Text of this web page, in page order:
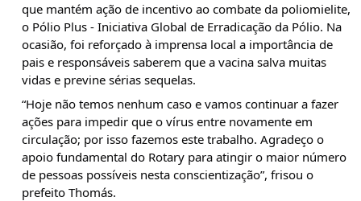
que mantém ação de incentivo ao combate da poliomielite,
o Pólio Plus - Iniciativa Global de Erradicação da Pólio. Na
ocasião, foi reforçado à imprensa local a importância de
pais e responsáveis saberem que a vacina salva muitas
vidas e previne sérias sequelas.
“Hoje não temos nenhum caso e vamos continuar a fazer
ações para impedir que o vírus entre novamente em
circulação; por isso fazemos este trabalho. Agradeço o
apoio fundamental do Rotary para atingir o maior número
de pessoas possíveis nesta conscientização”, frisou o
prefeito Thomás.